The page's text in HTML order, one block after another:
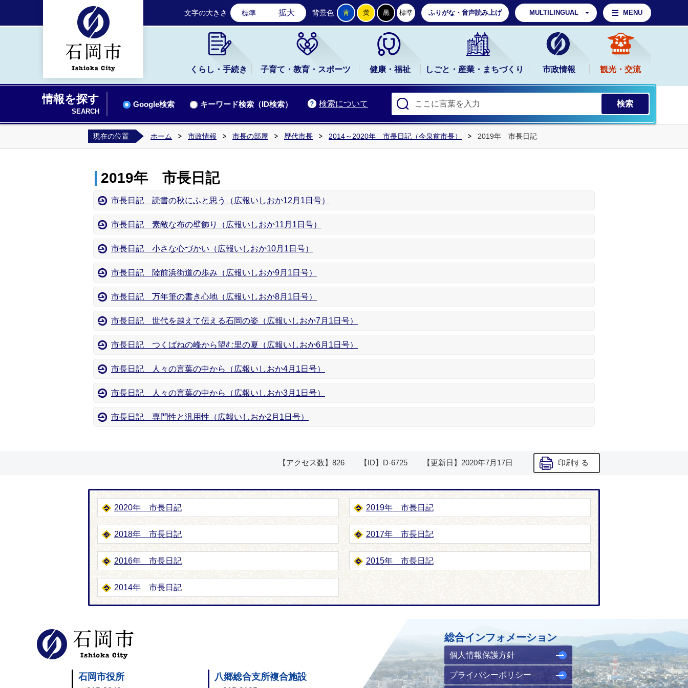
石岡市公式ホームページ
文字の大きさ 標準 拡大 背景色 青 黄 黒 標準 ふりがな・音声読み上げ MULTILINGUAL MENU
くらし・手続き 子育て・教育・スポーツ 健康・福祉 しごと・産業・まちづくり 市政情報 観光・交流
情報を探す
SEARCH
検索について
Google検索 キーワード検索（ID検索）
現在の位置 ホーム 市政情報 市長の部屋 歴代市長 2014～2020年 市長日記（今泉前市長） 2019年 市長日記
2019年 市長日記
市長日記 読書の秋にふと思う（広報いしおか12月1日号）
市長日記 素敵な布の壁飾り（広報いしおか11月1日号）
市長日記 小さな心づかい（広報いしおか10月1日号）
市長日記 陸前浜街道の歩み（広報いしおか9月1日号）
市長日記 万年筆の書き心地（広報いしおか8月1日号）
市長日記 世代を越えて伝える石岡の姿（広報いしおか7月1日号）
市長日記 つくばねの峰から望む里の夏（広報いしおか6月1日号）
市長日記 人々の言葉の中から（広報いしおか4月1日号）
市長日記 人々の言葉の中から（広報いしおか3月1日号）
市長日記 専門性と汎用性（広報いしおか2月1日号）
【アクセス数】 826 【ID】 D-6725 【更新日】 2020年7月17日 印刷する
2020年 市長日記 2019年 市長日記
2018年 市長日記 2017年 市長日記
2016年 市長日記 2015年 市長日記
2014年 市長日記
石岡市役所 八郷総合支所複合施設
総合インフォメーション
個人情報保護方針
プライバシーポリシー